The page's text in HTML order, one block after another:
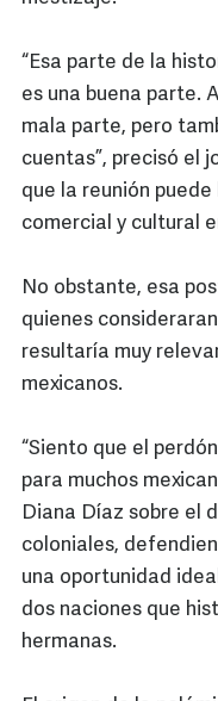
“Esa parte de la
es una buena parte.
mala parte, pero
cuentas”, precisó el
que la reunión
comercial y cultural
No obstante, esa
quienes
resultaría muy
mexicanos.
“Siento que el
para muchos
Diana Díaz sobre el
coloniales,
una oportunidad
dos naciones que
hermanas.